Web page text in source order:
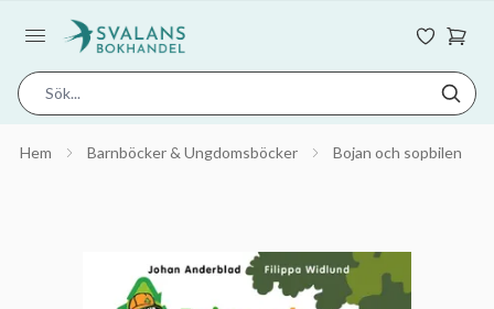
Hem Barnböcker & Ungdomsböcker Bojan och sopbilen